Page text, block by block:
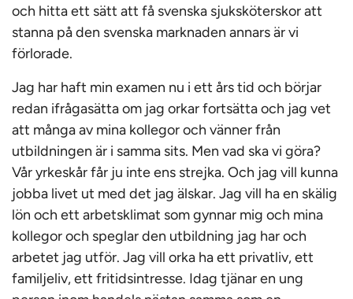
och hitta ett sätt att få svenska sjuksköterskor att
stanna på den svenska marknaden annars är vi
förlorade.
Jag har haft min examen nu i ett års tid och börjar
redan ifrågasätta om jag orkar fortsätta och jag vet
att många av mina kollegor och vänner från
utbildningen är i samma sits. Men vad ska vi göra?
Vår yrkeskår får ju inte ens strejka. Och jag vill kunna
jobba livet ut med det jag älskar. Jag vill ha en skälig
lön och ett arbetsklimat som gynnar mig och mina
kollegor och speglar den utbildning jag har och
arbetet jag utför. Jag vill orka ha ett privatliv, ett
familjeliv, ett fritidsintresse. Idag tjänar en ung